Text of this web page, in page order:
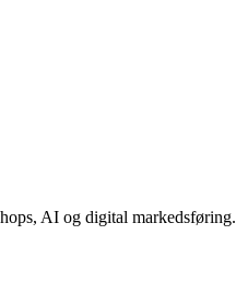
AI og digital markedsføring.